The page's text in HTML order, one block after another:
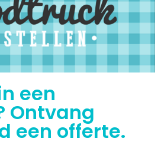
een
Ontvang
een offerte.